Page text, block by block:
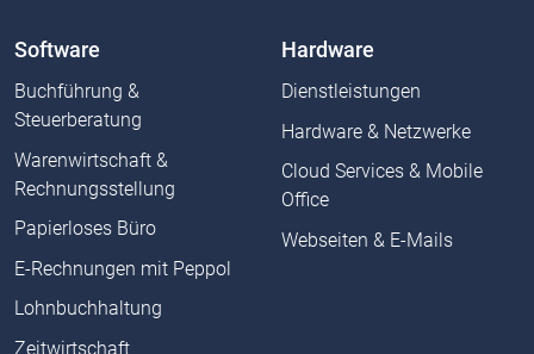
Software
Buchführung &
Steuerberatung
Warenwirtschaft &
Rechnungsstellung
Papierloses Büro
E-Rechnungen mit Peppol
Lohnbuchhaltung
Zeitwirtschaft
Hardware
Dienstleistungen
Hardware & Netzwerke
Cloud Services & Mobile
Office
Webseiten & E-Mails